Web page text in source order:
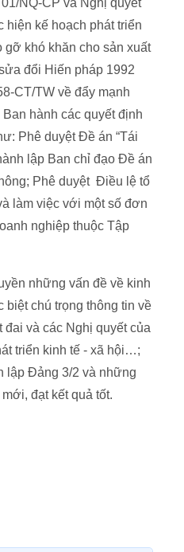
NQ-CP và Nghị quyết
hiện kế hoạch phát triển
gỡ khó khăn cho sản xuất
đổi Hiến pháp 1992
CT/TW về đẩy mạnh
hành các quyết định
Phê duyệt Đề án “Tái
lập Ban chỉ đạo Đề án
Phê duyệt Điều lệ tổ
làm việc với một số đơn
nghiệp thuộc Tập
những vấn đề về kinh
biệt chú trọng thông tin về
và các Nghị quyết của
triển kinh tế - xã hội…;
lập Đảng 3/2 và những
đạt kết quả tốt.